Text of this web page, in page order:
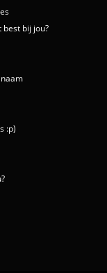
bij jou?
:p)